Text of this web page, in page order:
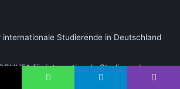
Studierende in Deutschland
für internationale Studierende:
gibt es?